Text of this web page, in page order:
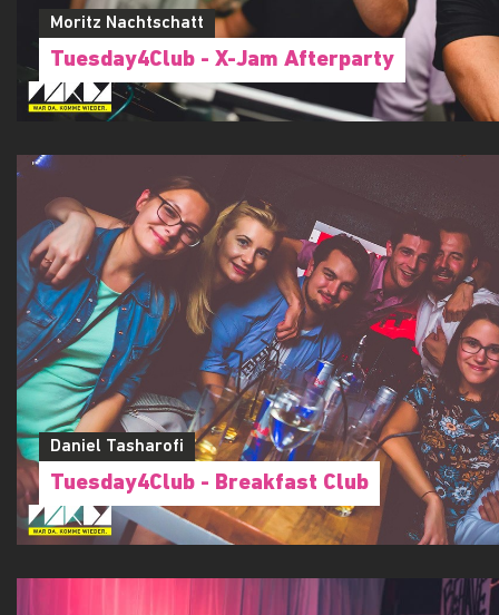
Moritz Nachtschatt
Tuesday4Club - X-Jam Afterparty
Daniel Tasharofi
Tuesday4Club - Breakfast Club